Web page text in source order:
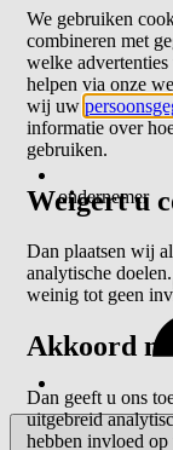
ondernemer
We gebruiken
combineren met
welke
helpen via onze
wij uw
informatie over
gebruiken.
Weigert u
Dan plaatsen wij
analytische
weinig tot geen
Akkoord
Dan geeft u ons
uitgebreid
hebben invloed